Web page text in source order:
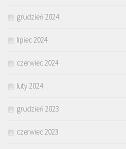
grudzień 2024
lipiec 2024
czerwiec 2024
luty 2024
grudzień 2023
czerwiec 2023